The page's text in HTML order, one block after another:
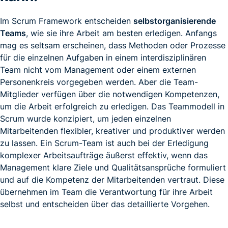
Im Scrum Framework entscheiden selbstorganisierende
Teams, wie sie ihre Arbeit am besten erledigen. Anfangs
mag es seltsam erscheinen, dass Methoden oder Prozesse
für die einzelnen Aufgaben in einem interdisziplinären
Team nicht vom Management oder einem externen
Personenkreis vorgegeben werden. Aber die Team-
Mitglieder verfügen über die notwendigen Kompetenzen,
um die Arbeit erfolgreich zu erledigen. Das Teammodell in
Scrum wurde konzipiert, um jeden einzelnen
Mitarbeitenden flexibler, kreativer und produktiver werden
zu lassen. Ein Scrum-Team ist auch bei der Erledigung
komplexer Arbeitsaufträge äußerst effektiv, wenn das
Management klare Ziele und Qualitätsansprüche formuliert
und auf die Kompetenz der Mitarbeitenden vertraut. Diese
übernehmen im Team die Verantwortung für ihre Arbeit
selbst und entscheiden über das detaillierte Vorgehen.